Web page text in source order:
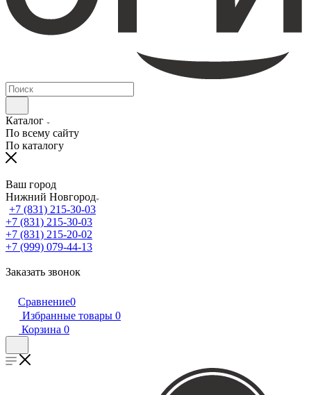
Каталог
По всему сайту
По каталогу
Ваш город
Нижний Новгород
+7 (831) 215-30-03
+7 (831) 215-30-03
+7 (831) 215-20-02
+7 (999) 079-44-13
Заказать звонок
Сравнение0
Избранные товары 0
Корзина 0